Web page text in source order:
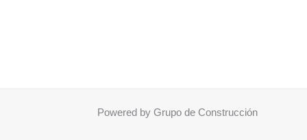
Powered by Grupo de Construcción